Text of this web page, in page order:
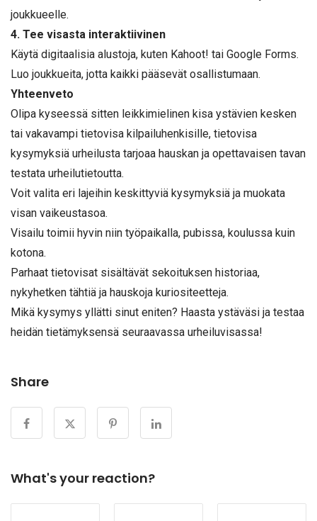
joukkueelle.
4. Tee visasta interaktiivinen
Käytä digitaalisia alustoja, kuten Kahoot! tai Google Forms.
Luo joukkueita, jotta kaikki pääsevät osallistumaan.
Yhteenveto
Olipa kyseessä sitten leikkimielinen kisa ystävien kesken
tai vakavampi tietovisa kilpailuhenkisille, tietovisa
kysymyksiä urheilusta tarjoaa hauskan ja opettavaisen tavan
testata urheilutietoutta.
Voit valita eri lajeihin keskittyviä kysymyksiä ja muokata
visan vaikeustasoa.
Visailu toimii hyvin niin työpaikalla, pubissa, koulussa kuin
kotona.
Parhaat tietovisat sisältävät sekoituksen historiaa,
nykyhetken tähtiä ja hauskoja kuriositeetteja.
Mikä kysymys yllätti sinut eniten? Haasta ystäväsi ja testaa
heidän tietämyksensä seuraavassa urheiluvisassa!
Share
What's your reaction?